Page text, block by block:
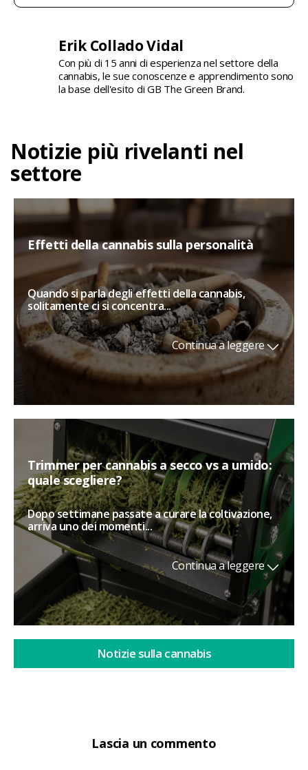
Erik Collado Vidal
Con più di 15 anni di esperienza nel settore della
cannabis, le sue conoscenze e apprendimento sono
la base dell'esito di GB The Green Brand.
Lascia un commento
Notizie più rivelanti nel
settore
Effetti della cannabis sulla personalità
Quando si parla degli effetti della cannabis,
solitamente ci si concentra...
Continua a leggere
Trimmer per cannabis a secco vs a umido:
quale scegliere?
Dopo settimane passate a curare la coltivazione,
arriva uno dei momenti...
Continua a leggere
Notizie sulla cannabis